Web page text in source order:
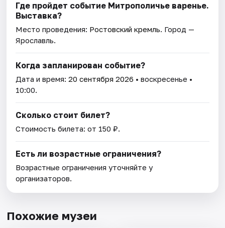
Где пройдет событие Митрополичье варенье.
Выставка?
Место проведения: Ростовский кремль. Город —
Ярославль.
Когда запланирован событие?
Дата и время:20 сентября 2026 • воскресенье •
10:00.
Сколько стоит билет?
Стоимость билета: от 150 ₽.
Есть ли возрастные ограничения?
Возрастные ограничения уточняйте у
организаторов.
Похожие музеи